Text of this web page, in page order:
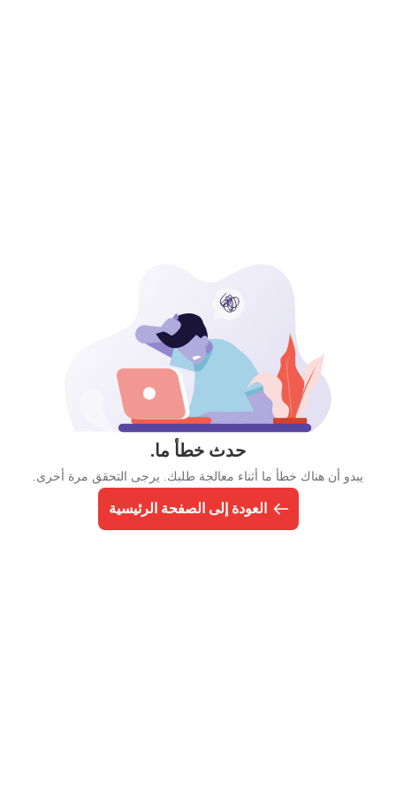
حدث خطأ ما.
يبدو أن هناك خطأ ما أثناء معالجة طلبك. يرجى التحقق مرة أخرى.
العودة إلى الصفحة الرئيسية